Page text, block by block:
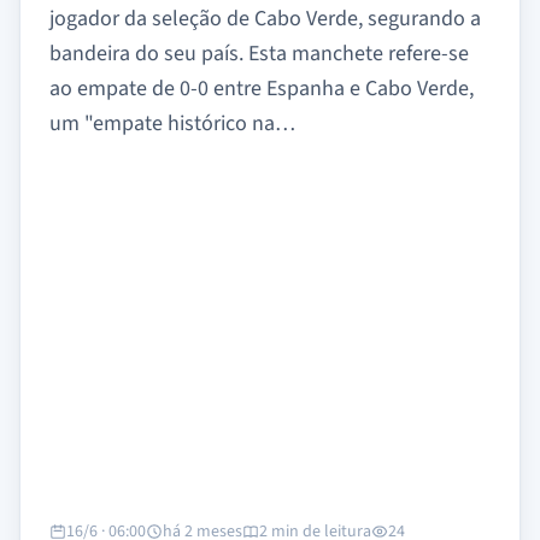
jogador da seleção de Cabo Verde, segurando a
bandeira do seu país. Esta manchete refere-se
ao empate de 0-0 entre Espanha e Cabo Verde,
um "empate histórico na…
16/6 · 06:00 há 2 meses 2 min de leitura 24